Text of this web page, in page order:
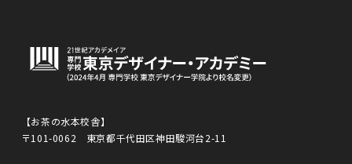
【お茶の水本校舎】
〒101-0062 東京都千代田区神田駿河台2-11